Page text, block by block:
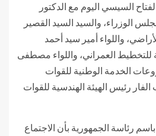
السيسي اليوم مع الدكتور
الوزراء، والسيد السيد القصير
واللواء أمير سيد أحمد
العمراني، واللواء مصطفى
الخدمة الوطنية للقوات
الفار رئيس الهيئة الهندسية للقوات
رئاسة الجمهورية بأن الاجتماع